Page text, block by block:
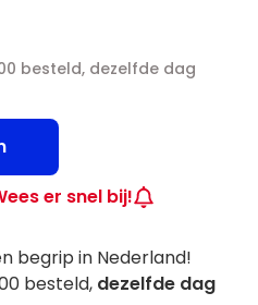
besteld, dezelfde dag
er snel bij!
begrip in Nederland!
besteld, dezelfde dag